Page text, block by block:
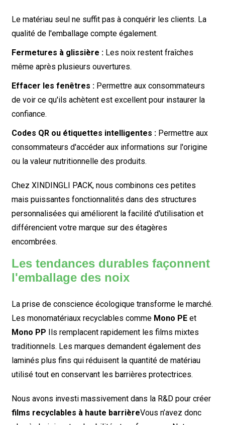
Le matériau seul ne suffit pas à conquérir les clients. La
qualité de l'emballage compte également.
Fermetures à glissière :Les noix restent fraîches
même après plusieurs ouvertures.
Effacer les fenêtres :Permettre aux consommateurs
de voir ce qu'ils achètent est excellent pour instaurer la
confiance.
Codes QR ou étiquettes intelligentes :Permettre aux
consommateurs d'accéder aux informations sur l'origine
ou la valeur nutritionnelle des produits.
Chez XINDINGLI PACK, nous combinons ces petites
mais puissantes fonctionnalités dans des structures
personnalisées qui améliorent la facilité d'utilisation et
différencient votre marque sur des étagères
encombrées.
Les tendances durables façonnent
l'emballage des noix
La prise de conscience écologique transforme le marché.
Les monomatériaux recyclables comme Mono PEet
Mono PP Ils remplacent rapidement les films mixtes
traditionnels. Les marques demandent également des
laminés plus fins qui réduisent la quantité de matériau
utilisé tout en conservant les barrières protectrices.
Nous avons investi massivement dans la R&D pour créer
films recyclables à haute barrièreVous n’avez donc